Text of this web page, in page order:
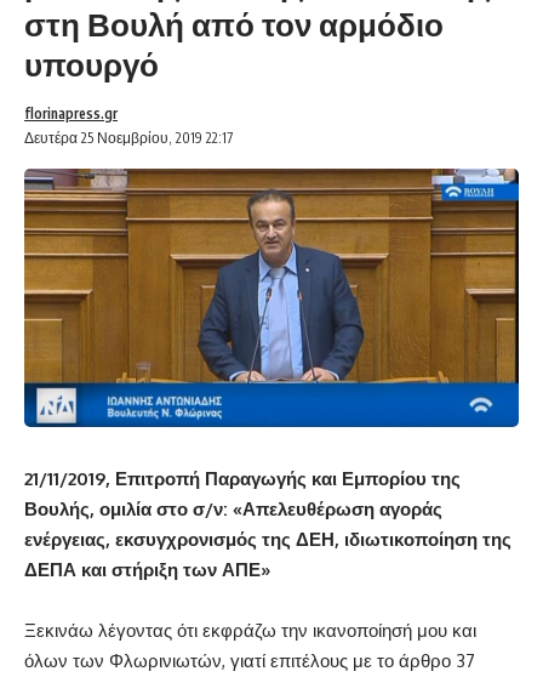
στη Βουλή από τον αρμόδιο
υπουργό
Δευτέρα 25 Νοεμβρίου, 2019 22:17
florinapress.gr
21/11/2019, Επιτροπή Παραγωγής και Εμπορίου της
Βουλής, ομιλία στο σ/ν: «Απελευθέρωση αγοράς
ενέργειας, εκσυγχρονισμός της ΔΕΗ, ιδιωτικοποίηση της
ΔΕΠΑ και στήριξη των ΑΠΕ»
Ξεκινάω λέγοντας ότι εκφράζω την ικανοποίησή μου και
όλων των Φλωρινιωτών, γιατί επιτέλους με το άρθρο 37